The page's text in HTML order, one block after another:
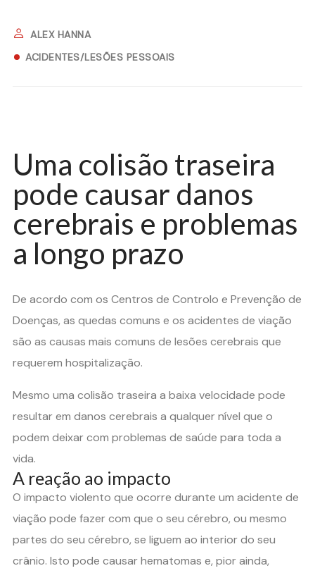
ALEX HANNA
ACIDENTES/LESÕES PESSOAIS
Uma colisão traseira
pode causar danos
cerebrais e problemas
a longo prazo
De acordo com os Centros de Controlo e Prevenção de
Doenças, as quedas comuns e os acidentes de viação
são as causas mais comuns de lesões cerebrais que
requerem hospitalização.
Mesmo uma colisão traseira a baixa velocidade pode
resultar em danos cerebrais a qualquer nível que o
podem deixar com problemas de saúde para toda a
vida.
A reação ao impacto
O impacto violento que ocorre durante um acidente de
viação pode fazer com que o seu cérebro, ou mesmo
partes do seu cérebro, se liguem ao interior do seu
crânio. Isto pode causar hematomas e, pior ainda,